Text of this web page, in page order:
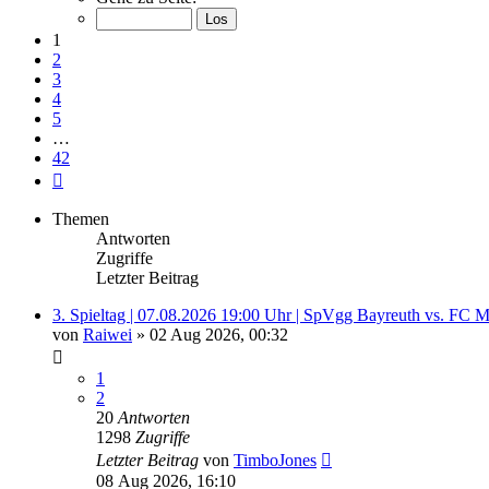
von
1
2
3
4
5
…
42
Themen
Antworten
Zugriffe
Letzter Beitrag
3. Spieltag | 07.08.2026 19:00 Uhr | SpVgg Bayreuth vs. FC
von Raiwei » 02 Aug 2026, 00:32
1
2
20 Antworten
1298 Zugriffe
Letzter Beitrag von TimboJones
08 Aug 2026, 16:10